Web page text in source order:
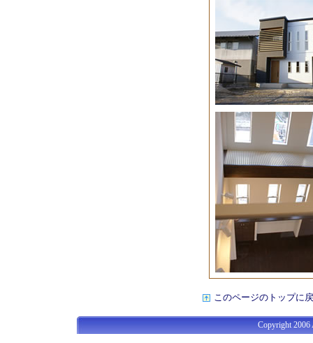
このページのトップに
Copyright